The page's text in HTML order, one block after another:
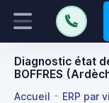
Diagnostic état
BOFFRES
Accueil ERP par